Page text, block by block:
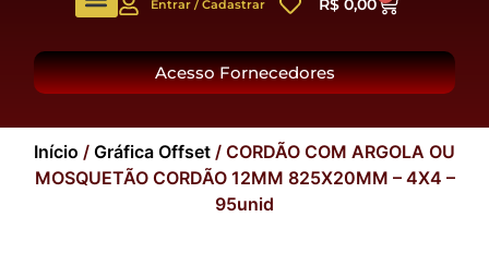
Entrar / Cadastrar R$ 0,00
Acesso Fornecedores
Início / Gráfica Offset / CORDÃO COM ARGOLA OU
MOSQUETÃO CORDÃO 12MM 825X20MM – 4X4 –
95unid